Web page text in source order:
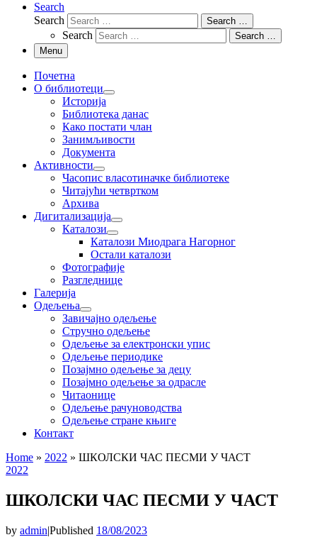
Search
Search
Search …
Search
Search …
Menu
Почетна
О библиотеци
Историја
Библиотека данас
Како постати члан
Занимљивости
Документа
Активности
Часопис власотиначке библиотеке
Читајући четвртком
Архива
Дигитализација
Каталози
Каталози Миодрага Нагорног
Остали каталози
Фотографије
Разгледнице
Галерија
Одељења
Завичајно одељење
Стручно одељење
Одељење за електронски упис
Одељење периодике
Позајмно одељење за децу
Позајмно одељење за одрасле
Читаонице
Одељење рачуноводства
Одељење стране књиге
Контакт
Home » 2022 » ШКОЛСКИ ЧАС ПЕСМИ У ЧАСТ
2022
ШКОЛСКИ ЧАС ПЕСМИ У ЧАСТ
by admin|Published 18/08/2023